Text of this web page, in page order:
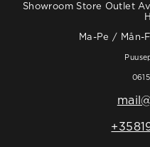
Showroom Store Outlet
Ma-Pe / Mån-